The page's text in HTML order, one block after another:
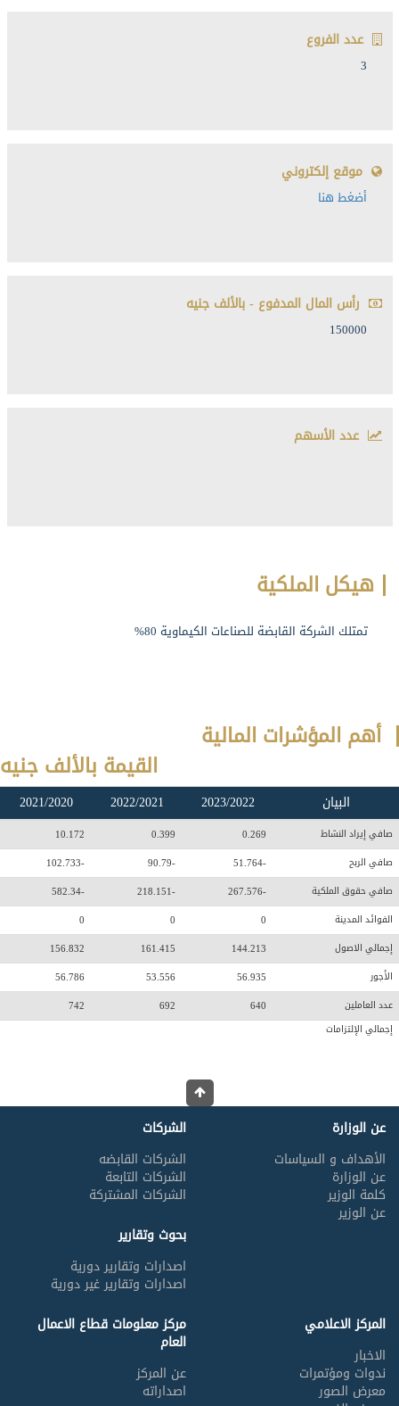
عدد الفروع
3
موقع إلكتروني
أضغط هنا
رأس المال المدفوع - بالألف جنيه
150000
عدد الأسهم
هيكل الملكية
تمتلك الشركة القابضة للصناعات الكيماوية 80%
أهم المؤشرات المالية
القيمة بالألف جنيه
البيان
صافي إيراد النشاط
صافي الربح
صافي حقوق الملكية
الفوائد المدينة
إجمالي الاصول
الأجور
عدد العاملين
إجمالي الإلتزامات
2023/2022
0.269
-51.764
-267.576
0
144.213
56.935
640
2022/2021
0.399
-90.79
-218.151
0
161.415
53.556
692
2021/2020
10.172
-102.733
-582.34
0
156.832
56.786
742
عن الوزارة
الأهداف و السياسات
عن الوزارة
كلمة الوزير
عن الوزير
الشركات
الشركات القابضه
الشركات التابعة
الشركات المشتركة
بحوث وتقارير
اصدارات وتقارير دورية
اصدارات وتقارير غير دورية
المركز الاعلامي
الاخبار
ندوات ومؤتمرات
معرض الصور
مركز معلومات قطاع الاعمال
العام
عن المركز
اصداراته